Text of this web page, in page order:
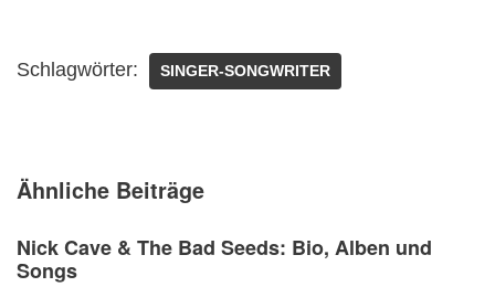
Schlagwörter: SINGER-SONGWRITER
Ähnliche Beiträge
Nick Cave & The Bad Seeds: Bio, Alben und
Songs